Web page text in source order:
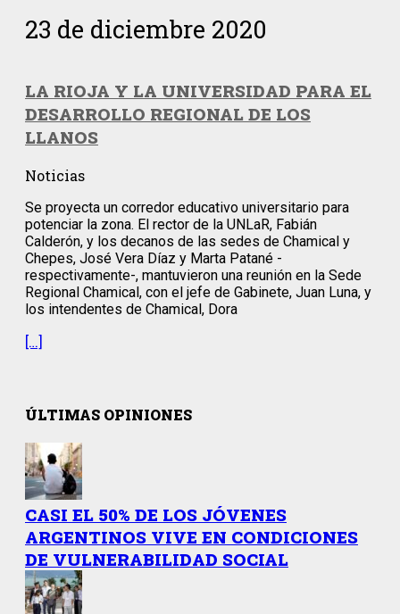
23 de diciembre 2020
LA RIOJA Y LA UNIVERSIDAD PARA EL
DESARROLLO REGIONAL DE LOS
LLANOS
Noticias
Se proyecta un corredor educativo universitario para
potenciar la zona. El rector de la UNLaR, Fabián
Calderón, y los decanos de las sedes de Chamical y
Chepes, José Vera Díaz y Marta Patané -
respectivamente-, mantuvieron una reunión en la Sede
Regional Chamical, con el jefe de Gabinete, Juan Luna, y
los intendentes de Chamical, Dora
[…]
ÚLTIMAS OPINIONES
CASI EL 50% DE LOS JÓVENES
ARGENTINOS VIVE EN CONDICIONES
DE VULNERABILIDAD SOCIAL